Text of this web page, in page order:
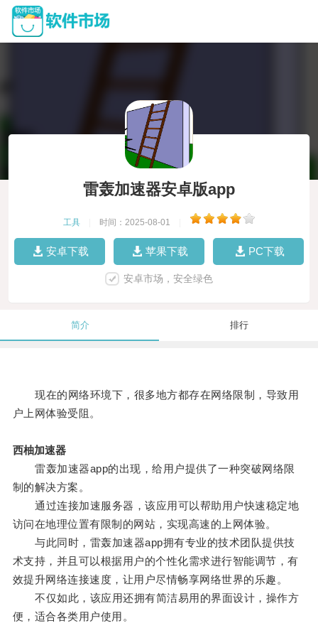
雷轰加速器安卓版app
工具 时间：2025-08-01
安卓下载 苹果下载 PC下载
安卓市场，安全绿色
简介 排行
现在的网络环境下，很多地方都存在网络限制，导致用
户上网体验受阻。
西柚加速器
雷轰加速器app的出现，给用户提供了一种突破网络限
制的解决方案。
通过连接加速服务器，该应用可以帮助用户快速稳定地
访问在地理位置有限制的网站，实现高速的上网体验。
与此同时，雷轰加速器app拥有专业的技术团队提供技
术支持，并且可以根据用户的个性化需求进行智能调节，有
效提升网络连接速度，让用户尽情畅享网络世界的乐趣。
不仅如此，该应用还拥有简洁易用的界面设计，操作方
便，适合各类用户使用。